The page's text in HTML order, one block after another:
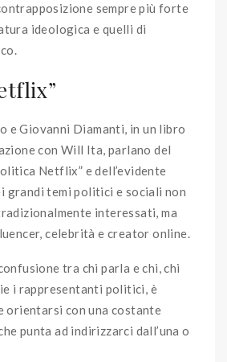
sempre più forte
ideologica e quelli di
e Giovanni Diamanti, in un libro
con Will Ita, parlano del
Netflix” e dell’evidente
grandi temi politici e sociali non
interessati, ma
celebrità e creator online.
tra chi parla e chi, chi
i rappresentanti politici, è
orientarsi con una costante
punta ad indirizzarci dall’una o